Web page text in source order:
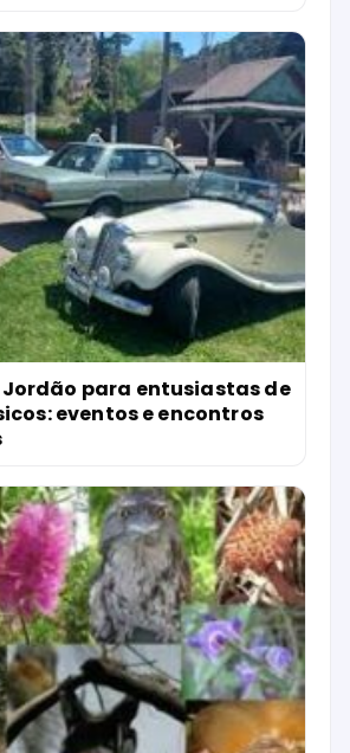
para entusiastas de
eventos e encontros